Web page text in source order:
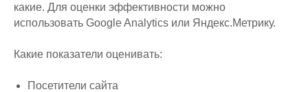
какие. Для оценки эффективности можно
использовать Google Analytics или Яндекс.Метрику.
Какие показатели оценивать:
Посетители сайта